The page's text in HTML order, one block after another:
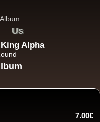
Us
King Alpha
7.00€